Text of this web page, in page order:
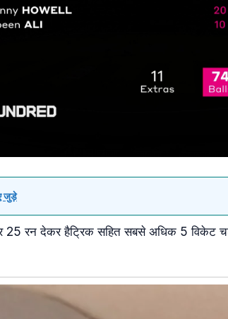
जुड़े
25 रन देकर हैट्रिक सहित सबसे अधिक 5 विकेट